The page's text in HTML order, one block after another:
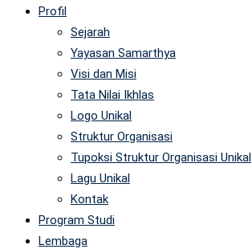
Profil
Sejarah
Yayasan Samarthya
Visi dan Misi
Tata Nilai Ikhlas
Logo Unikal
Struktur Organisasi
Tupoksi Struktur Organisasi Unikal
Lagu Unikal
Kontak
Program Studi
Lembaga